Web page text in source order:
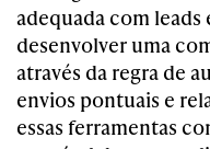
adequada com
desenvolver uma
através da regra de
envios pontuais e
essas ferramentas